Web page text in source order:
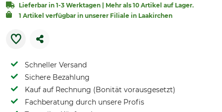
Lieferbar in 1-3 Werktagen | Mehr als 10 Artikel auf Lager.
1 Artikel verfügbar in unserer Filiale in Laakirchen
Schneller Versand
Sichere Bezahlung
Kauf auf Rechnung (Bonität vorausgesetzt)
Fachberatung durch unsere Profis